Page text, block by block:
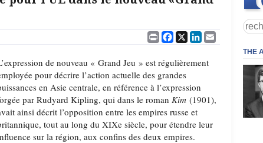
PrintFacebook
X LinkedIn
Email
de nouveau « Grand Jeu » est régulièrement
pour décrire l’action actuelle des grandes
en Asie centrale, en référence à l’expression
par Rudyard Kipling, qui dans le romanKim(1901),
ainsi décrit l’opposition entre les empires russe et
tout au long du XIXe siècle, pour étendre leur
sur la région, aux confins des deux empires.
THE